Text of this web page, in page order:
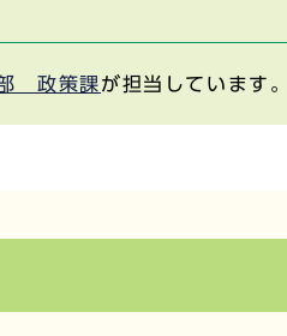
政策課が担当しています。